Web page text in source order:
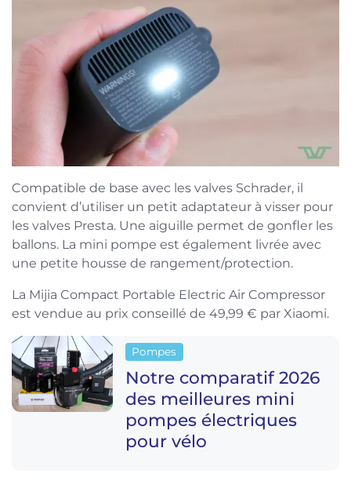
Compatible de base avec les valves Schrader, il
convient d’utiliser un petit adaptateur à visser pour
les valves Presta. Une aiguille permet de gonfler les
ballons. La mini pompe est également livrée avec
une petite housse de rangement/protection.
La Mijia Compact Portable Electric Air Compressor
est vendue au prix conseillé de 49,99 € par Xiaomi.
Pompes
Notre comparatif 2026
des meilleures mini
pompes électriques
pour vélo